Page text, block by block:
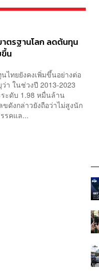
ตรฐานโลก ลดต้นทุน
น
ไทยยังคงเพิ่มขึ้นอย่างต่อ
า ในช่วงปี 2013-2023
ะดับ 1.98 หมื่นล้าน
ดังกล่าวยังถือว่าไม่สูงนัก
รคแล...